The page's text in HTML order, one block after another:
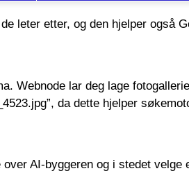
leter etter, og den hjelper også
Webnode lar deg lage
da dette hjelper
AI-byggeren og i stedet velge